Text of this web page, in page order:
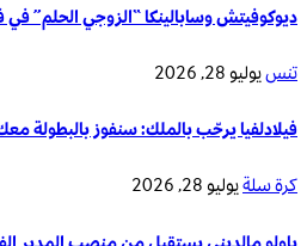
ديوكوفيتش وسابالينكا “الزوجي الحلم” في
تنسيوليو 28, 2026
فيلادلفيا يرحّب بالملك: سنفوز بالبطولة
كرة سلةيوليو 28, 2026